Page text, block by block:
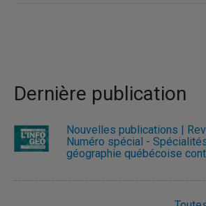
Dernière publication
Nouvelles publications |
Numéro spécial -
géographie québécoise